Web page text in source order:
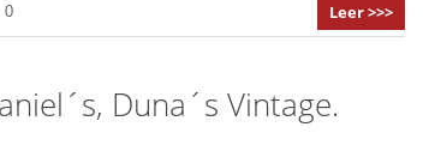
0 Leer >>>
Duna´s Vintage.